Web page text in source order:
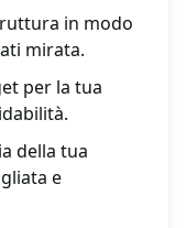
in modo
mirata.
per la tua
della tua
e